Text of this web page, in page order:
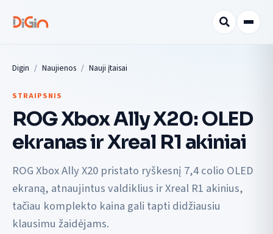
Digin Naujienos Nauji įtaisai
STRAIPSNIS
ROG Xbox Ally X20: OLED
ekranas ir Xreal R1 akiniai
ROG Xbox Ally X20 pristato ryškesnį 7,4 colio OLED
ekraną, atnaujintus valdiklius ir Xreal R1 akinius,
tačiau komplekto kaina gali tapti didžiausiu
klausimu žaidėjams.